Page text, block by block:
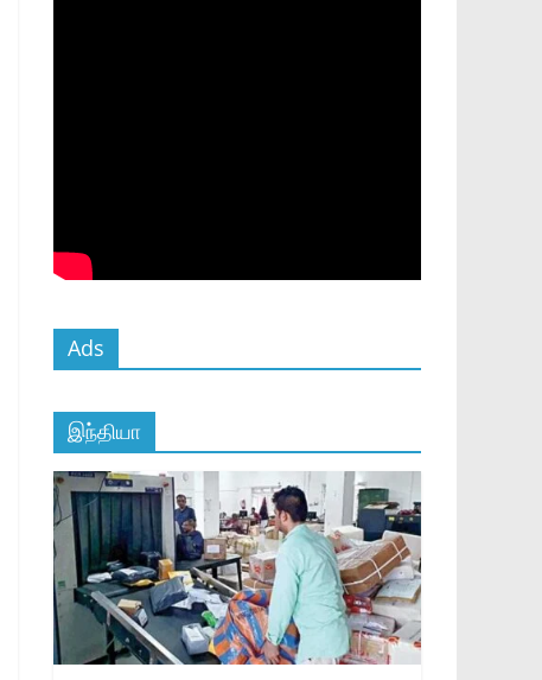
Ads
இந்தியா